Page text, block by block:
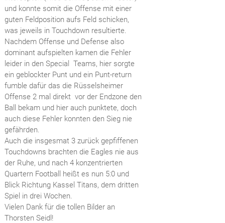
und konnte somit die Offense mit einer
guten Feldposition aufs Feld schicken,
was jeweils in Touchdown resultierte.
Nachdem Offense und Defense also
dominant aufspielten kamen die Fehler
leider in den Special Teams, hier sorgte
ein geblockter Punt und ein Punt-return
fumble dafür das die Rüsselsheimer
Offense 2 mal direkt vor der Endzone den
Ball bekam und hier auch punktete, doch
auch diese Fehler konnten den Sieg nie
gefährden.
Auch die insgesmat 3 zurück gepfiffenen
Touchdowns brachten die Eagles nie aus
der Ruhe, und nach 4 konzentrierten
Quartern Football heißt es nun 5:0 und
Blick Richtung Kassel Titans, dem dritten
Spiel in drei Wochen.
Vielen Dank für die tollen Bilder an
Thorsten Seidl!